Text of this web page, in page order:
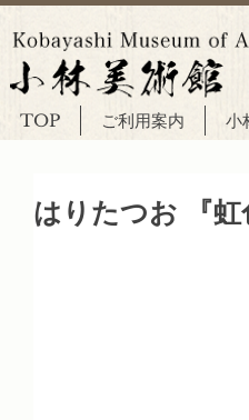
TOP ご利用案内 小
はりたつお 『虹